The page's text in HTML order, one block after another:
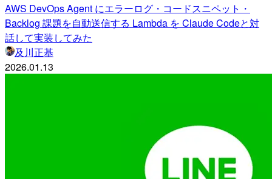
AWS DevOps Agent にエラーログ・コードスニペット・
Backlog 課題を自動送信する Lambda を Claude Codeと対
話して実装してみた
及川正基
2026.01.13